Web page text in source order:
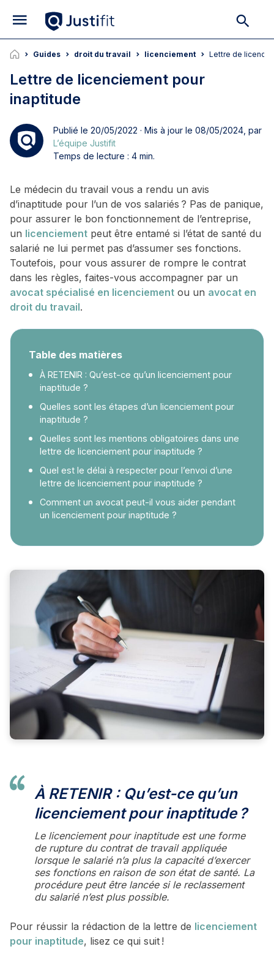
Guides droit du travail licenciement Lettre de
Lettre de licenciement pour
inaptitude
Publié le 20/05/2022 · Mis à jour le 08/05/2024, par
L’équipe Justifit
Temps de lecture : 4 min.
Le médecin du travail vous a rendu un avis
d’inaptitude pour l’un de vos salariés ? Pas de panique,
pour assurer le bon fonctionnement de l’entreprise,
un licenciement peut être entamé si l’état de santé du
salarié ne lui permet pas d’assumer ses fonctions.
Toutefois, pour vous assurer de rompre le contrat
dans les règles, faites-vous accompagner par un
avocat spécialisé en licenciement ou un avocat en
droit du travail.
Table des matières
À RETENIR : Qu’est-ce qu’un licenciement pour
inaptitude ?
Quelles sont les étapes d’un licenciement pour
inaptitude ?
Quelles sont les mentions obligatoires dans une
lettre de licenciement pour inaptitude ?
Quel est le délai à respecter pour l’envoi d’une
lettre de licenciement pour inaptitude ?
Comment un avocat peut-il vous aider pendant
un licenciement pour inaptitude ?
À RETENIR : Qu’est-ce qu’un
licenciement pour inaptitude ?
Le licenciement pour inaptitude est une forme
de rupture du contrat de travail appliquée
lorsque le salarié n’a plus la capacité d’exercer
ses fonctions en raison de son état de santé. La
procédure peut être lancée si le reclassement
du salarié n’est plus possible.
Pour réussir la rédaction de la lettre de licenciement
pour inaptitude, lisez ce qui suit !